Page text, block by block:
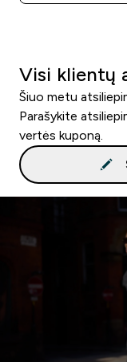
Visi klientų
Šiuo metu
Parašykite
vertės kuponą.